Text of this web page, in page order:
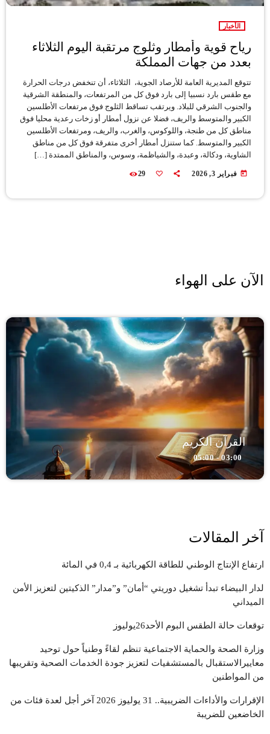
الأخبار
رياح قوية وأمطار وثلوج مرتقبة اليوم الثلاثاء
بعدد من جهات المملكة
تتوقع المديرية العامة للأرصاد الجوية، الثلاثاء، أن تنخفض درجات الحرارة
مع طقس بارد نسبيا إلى بارد فوق كل من المرتفعات، والمنطقة الشرقية
والجنوب الشرقي للبلاد. ويرتقب تساقط الثلوج فوق مرتفعات الأطلسين
الكبير والمتوسط والريف، فضلا عن نزول أمطار أو زخات رعدية محليا فوق
مناطق كل من طنجة، واللوكوس، والغرب، والريف، ومرتفعات الأطلسين
الكبير والمتوسط. كما ستنزل أمطار أخرى متفرقة فوق كل من مناطق
الشاوية، ودكالة، وعبدة، والشياظمة، وسوس، والمناطق الممتدة […]
today فبراير 3, 2026 29
الآن على الهواء
القرآن الكريم
03:00 - 05:00
آخر المقالات
ارتفاع الإنتاج الوطني للطاقة الكهربائية بـ 0,4 في المائة
لدار البيضاء تبدأ تشغيل دوريتي “أمان” و”مدار” الذكيتين لتعزيز الأمن
الميداني
توقعات حالة الطقس البوم الأحد26يوليوز
وزارة الصحة والحماية الاجتماعية تنظم لقاءً وطنياً حول توحيد
معاييرالاستقبال بالمستشفيات لتعزيز جودة الخدمات الصحية وتقريبها
من المواطنين
الإقرارات والأداءات الضريبية.. 31 يوليوز 2026 آخر أجل لعدة فئات من
الخاضعين للضريبة